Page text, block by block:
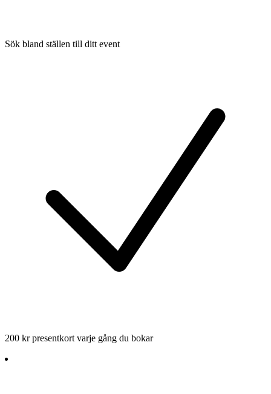
Sök bland ställen till ditt event
200 kr presentkort varje gång du bokar